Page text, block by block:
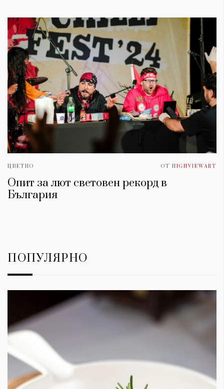
ЦВЕТНО ОТ HIGHVIEWART
Опит за лют световен рекорд в
България
ПОПУЛЯРНО